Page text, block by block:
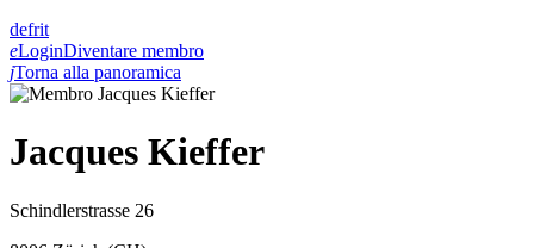
defrit
eLoginDiventare membro
jTorna alla panoramica
Jacques Kieffer
Schindlerstrasse 26